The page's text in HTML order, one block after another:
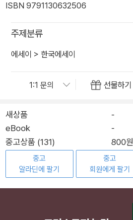
ISBN 9791130632506
주제분류
에세이 > 한국에세이
선물하기
새상품
-
eBook
-
중고상품 (131) 800원
중고
알라딘에 팔기
중고
회원에게 팔기